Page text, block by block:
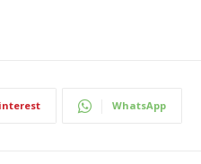
WhatsApp